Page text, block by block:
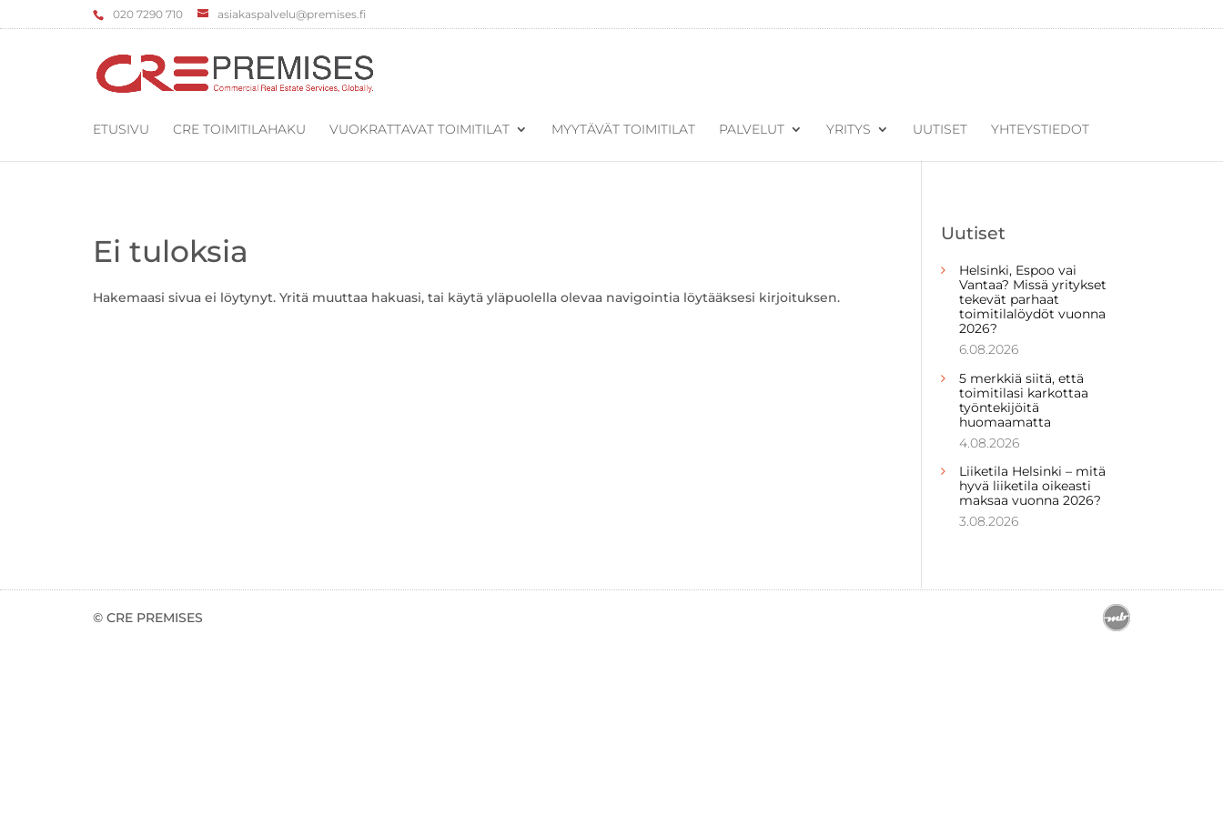
‌020 7290 710 asiakaspalvelu@premises.fi
ETUSIVU CRE TOIMITILAHAKU VUOKRATTAVAT TOIMITILAT MYYTÄVÄT TOIMITILAT PALVELUT YRITYS UUTISET YHTEYSTIEDOT
Ei tuloksia
Hakemaasi sivua ei löytynyt. Yritä muuttaa hakuasi, tai käytä yläpuolella olevaa navigointia löytääksesi kirjoituksen.
Uutiset
Helsinki, Espoo vai
Vantaa? Missä yritykset
tekevät parhaat
toimitilalöydöt vuonna
2026?
6.08.2026
5 merkkiä siitä, että
toimitilasi karkottaa
työntekijöitä
huomaamatta
4.08.2026
Liiketila Helsinki – mitä
hyvä liiketila oikeasti
maksaa vuonna 2026?
3.08.2026
© CRE PREMISES